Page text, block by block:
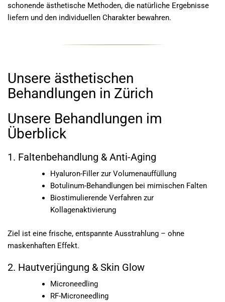
schonende ästhetische Methoden, die natürliche Ergebnisse
liefern und den individuellen Charakter bewahren.
Unsere ästhetischen
Behandlungen in Zürich
Unsere Behandlungen im
Überblick
1. Faltenbehandlung & Anti-Aging
Hyaluron-Filler zur Volumenauffüllung
Botulinum-Behandlungen bei mimischen Falten
Biostimulierende Verfahren zur
Kollagenaktivierung
Ziel ist eine frische, entspannte Ausstrahlung – ohne
maskenhaften Effekt.
2. Hautverjüngung & Skin Glow
Microneedling
RF-Microneedling